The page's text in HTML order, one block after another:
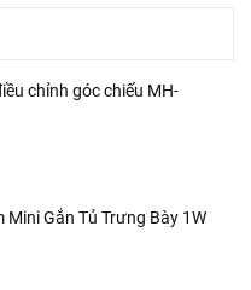
chỉnh góc chiếu MH-
Mini Gắn Tủ Trưng Bày 1W